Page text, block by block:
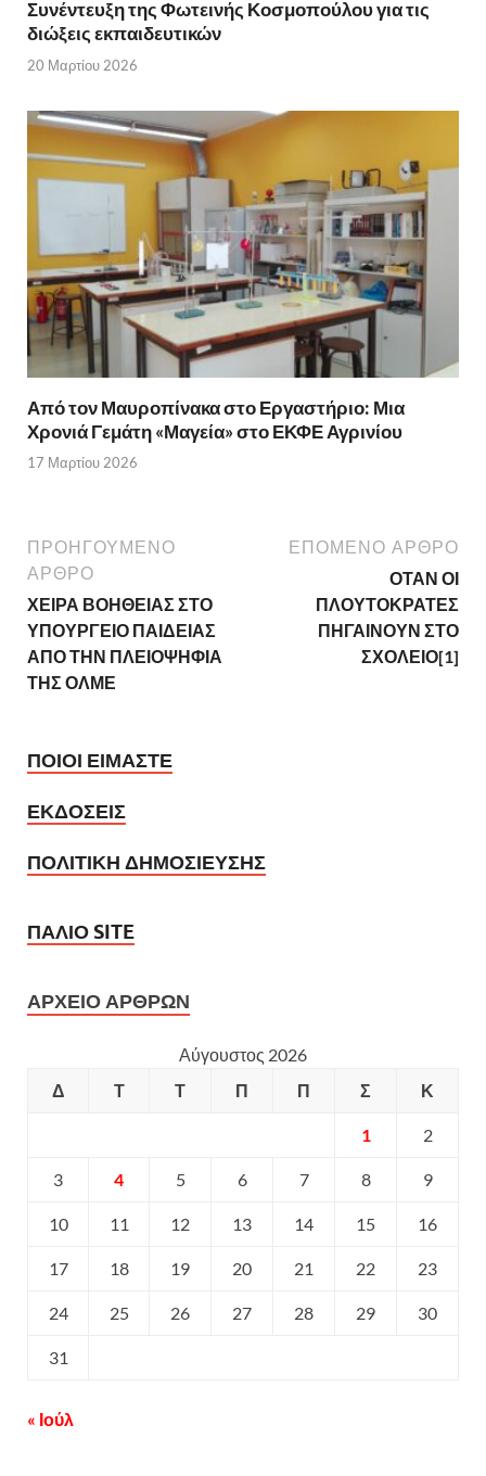
Συνέντευξη της Φωτεινής Κοσμοπούλου για τις
διώξεις εκπαιδευτικών
20 Μαρτίου 2026
Από τον Μαυροπίνακα στο Εργαστήριο: Μια
Χρονιά Γεμάτη «Μαγεία» στο ΕΚΦΕ Αγρινίου
17 Μαρτίου 2026
ΠΡΟΗΓΟΥΜΕΝΟ
ΑΡΘΡΟ
ΧΕΙΡΑ ΒΟΗΘΕΙΑΣ ΣΤΟ
ΥΠΟΥΡΓΕΙΟ ΠΑΙΔΕΙΑΣ
ΑΠΟ ΤΗΝ ΠΛΕΙΟΨΗΦΙΑ
ΤΗΣ ΟΛΜΕ
ΕΠΟΜΕΝΟ ΑΡΘΡΟ
ΟΤΑΝ ΟΙ
ΠΛΟΥΤΟΚΡΑΤΕΣ
ΠΗΓΑΙΝΟΥΝ ΣΤΟ
ΣΧΟΛΕΙΟ[1]
ΠΟΙΟΙ ΕΙΜΑΣΤΕ
ΕΚΔΟΣΕΙΣ
ΠΟΛΙΤΙΚΗ ΔΗΜΟΣΙΕΥΣΗΣ
ΠΑΛΙΟ SITE
ΑΡΧΕΙΟ ΑΡΘΡΩΝ
Αύγουστος 2026
Δ
Τ Τ Π Π Σ Κ
1 2
3 4 5 6 7 8 9
10 11 12 13 14 15 16
17 18 19 20 21 22 23
24 25 26 27 28 29 30
31
« Ιούλ